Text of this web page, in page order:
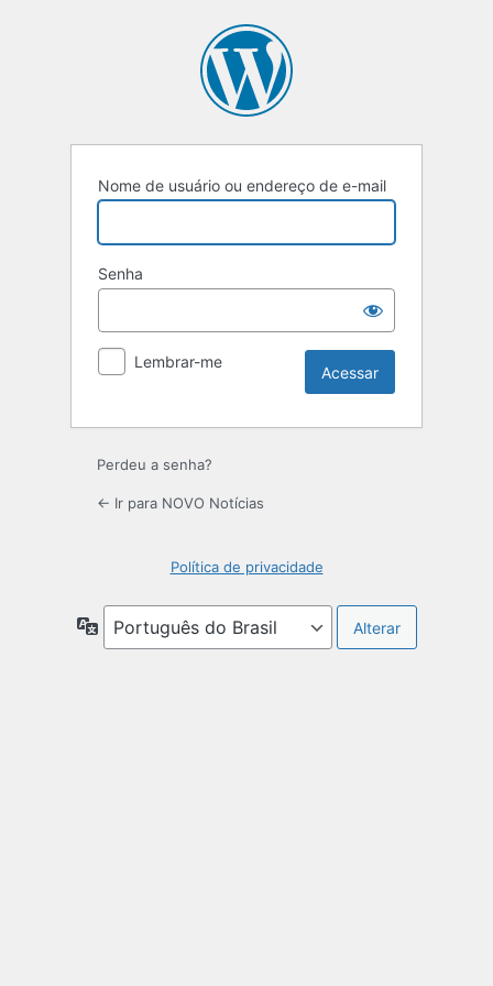
Nome de usuário ou endereço de e-mail
Senha
Lembrar-me
Perdeu a senha?
← Ir para NOVO Notícias
Política de privacidade
Idioma